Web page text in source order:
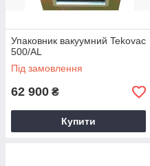
Упаковник вакуумний Tekovac
500/AL
Під замовлення
62 900 ₴
Купити